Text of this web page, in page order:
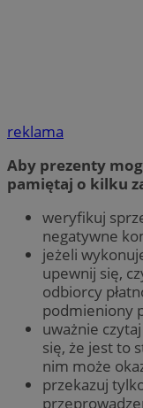
reklama
Aby prezenty
pamiętaj o kilku
weryfikuj
negatywne
jeżeli
upewnij się,
odbiorcy
podmieniony
uważnie
się, że jest to
nim może
przekazuj